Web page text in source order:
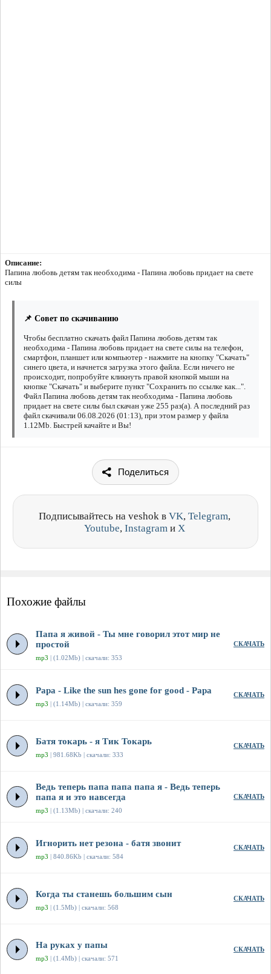
Описание:
Папина любовь детям так необходима - Папина любовь придает на свете
силы
📌 Совет по скачиванию
Чтобы бесплатно скачать файл Папина любовь детям так
необходима - Папина любовь придает на свете силы на телефон,
смартфон, планшет или компьютер - нажмите на кнопку "Скачать"
синего цвета, и начнется загрузка этого файла. Если ничего не
происходит, попробуйте кликнуть правой кнопкой мыши на
кнопке "Скачать" и выберите пункт "Сохранить по ссылке как...".
Файл Папина любовь детям так необходима - Папина любовь
придает на свете силы был скачан уже 255 раз(а). А последний раз
файл скачивали 06.08.2026 (01:13), при этом размер у файла
1.12Mb. Быстрей качайте и Вы!
Поделиться
Подписывайтесь на veshok в VK, Telegram,
Youtube, Instagram и X
Похожие файлы
Папа я живой - Ты мне говорил этот мир не
простой
mp3 | (1.02Mb) | скачали: 353
СКАЧАТЬ
Papa - Like the sun hes gone for good - Papa
mp3 | (1.14Mb) | скачали: 359
СКАЧАТЬ
Батя токарь - я Тик Токарь
mp3 | 981.68Kb | скачали: 333
СКАЧАТЬ
Ведь теперь папа папа папа я - Ведь теперь
папа я и это навсегда
mp3 | (1.13Mb) | скачали: 240
СКАЧАТЬ
Игнорить нет резона - батя звонит
mp3 | 840.86Kb | скачали: 584
СКАЧАТЬ
Когда ты станешь большим сын
mp3 | (1.5Mb) | скачали: 568
СКАЧАТЬ
На руках у папы
mp3 | (1.4Mb) | скачали: 571
СКАЧАТЬ